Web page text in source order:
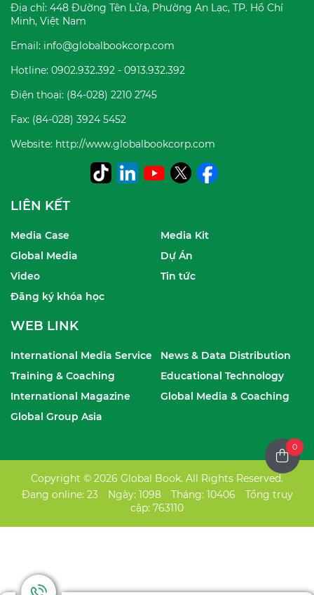
Địa chỉ: 448 Đường Tên Lửa, Phường An Lạc, TP. Hồ Chí
Minh, Việt Nam
Email: info@globalbookcorp.com
Hotline: 0902.932.392 - 0913.932.392
Điện thoại: (84-028) 2210 2745
Fax: (84-028) 3924 5452
Website: http://www.globalbookcorp.com
LIÊN KẾT
Media Case
Media Kit
Global Media
Dự Án
Video
Tin tức
Đăng ký khóa học
WEB LINK
International Media Service
News & Data Distribution
Training & Coaching
Educational Technology
International Magazine
Global Media & Coaching
Global Group Asia
Copyright © 2026 Global Book. All Rights Reserved.
Đang online: 23
Ngày: 1098 Tháng: 10406
Tổng truy
cập: 763110
0